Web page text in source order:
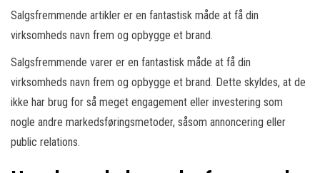
Salgsfremmende artikler er en fantastisk måde at få din
virksomheds navn frem og opbygge et brand.
Salgsfremmende varer er en fantastisk måde at få din
virksomheds navn frem og opbygge et brand. Dette skyldes, at de
ikke har brug for så meget engagement eller investering som
nogle andre markedsføringsmetoder, såsom annoncering eller
public relations.